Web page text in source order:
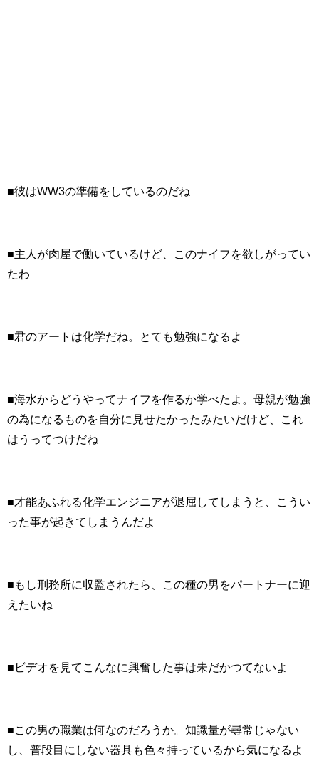
■彼はWW3の準備をしているのだね
■主人が肉屋で働いているけど、このナイフを欲しがってい
たわ
■君のアートは化学だね。とても勉強になるよ
■海水からどうやってナイフを作るか学べたよ。母親が勉強
の為になるものを自分に見せたかったみたいだけど、これ
はうってつけだね
■才能あふれる化学エンジニアが退屈してしまうと、こうい
った事が起きてしまうんだよ
■もし刑務所に収監されたら、この種の男をパートナーに迎
えたいね
■ビデオを見てこんなに興奮した事は未だかつてないよ
■この男の職業は何なのだろうか。知識量が尋常じゃない
し、普段目にしない器具も色々持っているから気になるよ